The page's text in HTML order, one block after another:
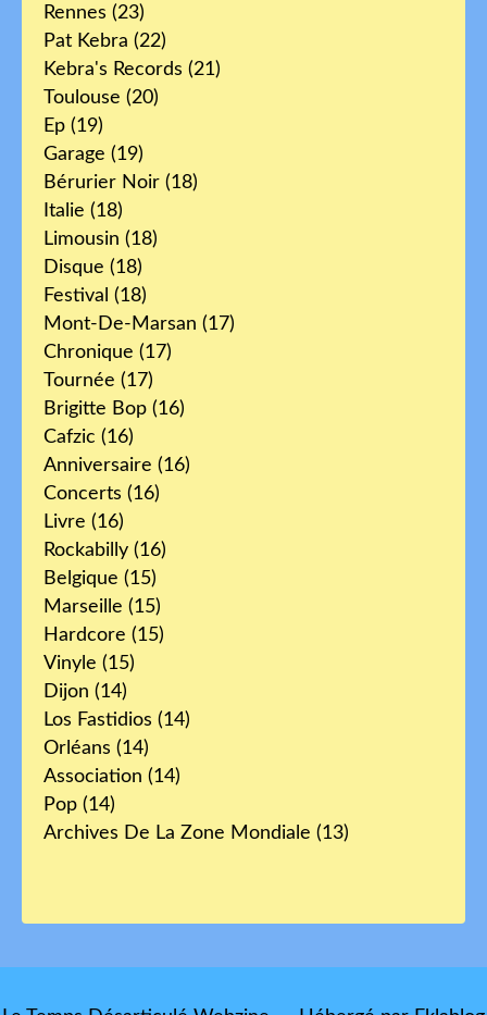
Rennes (23)
Pat Kebra (22)
Kebra's Records (21)
Toulouse (20)
Ep (19)
Garage (19)
Bérurier Noir (18)
Italie (18)
Limousin (18)
Disque (18)
Festival (18)
Mont-De-Marsan (17)
Chronique (17)
Tournée (17)
Brigitte Bop (16)
Cafzic (16)
Anniversaire (16)
Concerts (16)
Livre (16)
Rockabilly (16)
Belgique (15)
Marseille (15)
Hardcore (15)
Vinyle (15)
Dijon (14)
Los Fastidios (14)
Orléans (14)
Association (14)
Pop (14)
Archives De La Zone Mondiale (13)